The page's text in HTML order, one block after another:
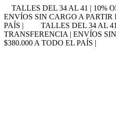
TALLES DEL 34 AL 41 | 10%
ENVÍOS SIN CARGO A PARTIR
PAÍS |
TALLES DEL 34 AL
TRANSFERENCIA | ENVÍOS
$380.000 A TODO EL PAÍS |